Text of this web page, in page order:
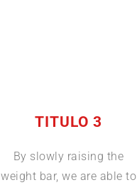
TITULO 3
By slowly raising the
weight bar, we are able to